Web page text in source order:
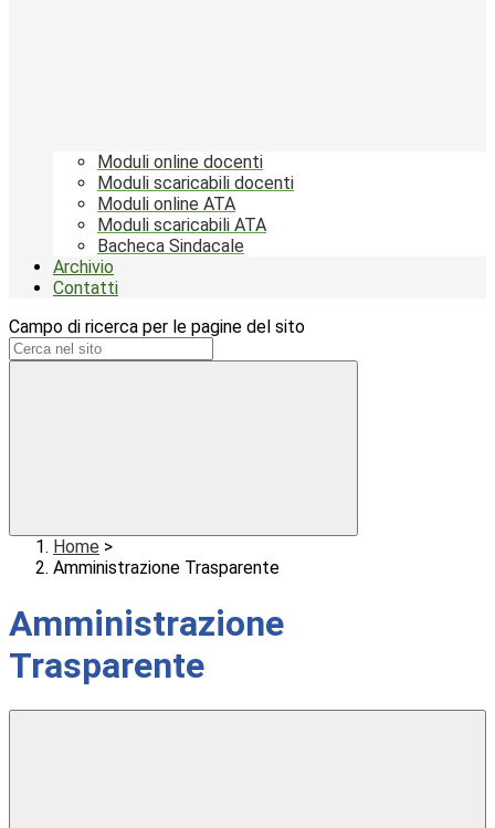
Moduli online docenti
Moduli scaricabili docenti
Moduli online ATA
Moduli scaricabili ATA
Bacheca Sindacale
Archivio
Contatti
Campo di ricerca per le pagine del sito
Home >
Amministrazione Trasparente
Amministrazione
Trasparente